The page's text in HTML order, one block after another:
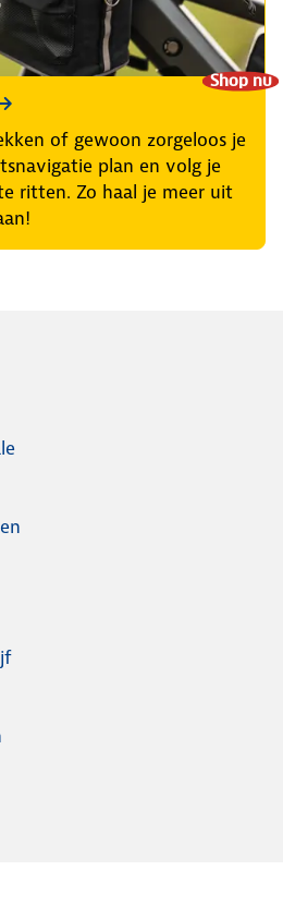
Shop nu
of gewoon zorgeloos je
plan en volg je
ritten. Zo haal je meer uit